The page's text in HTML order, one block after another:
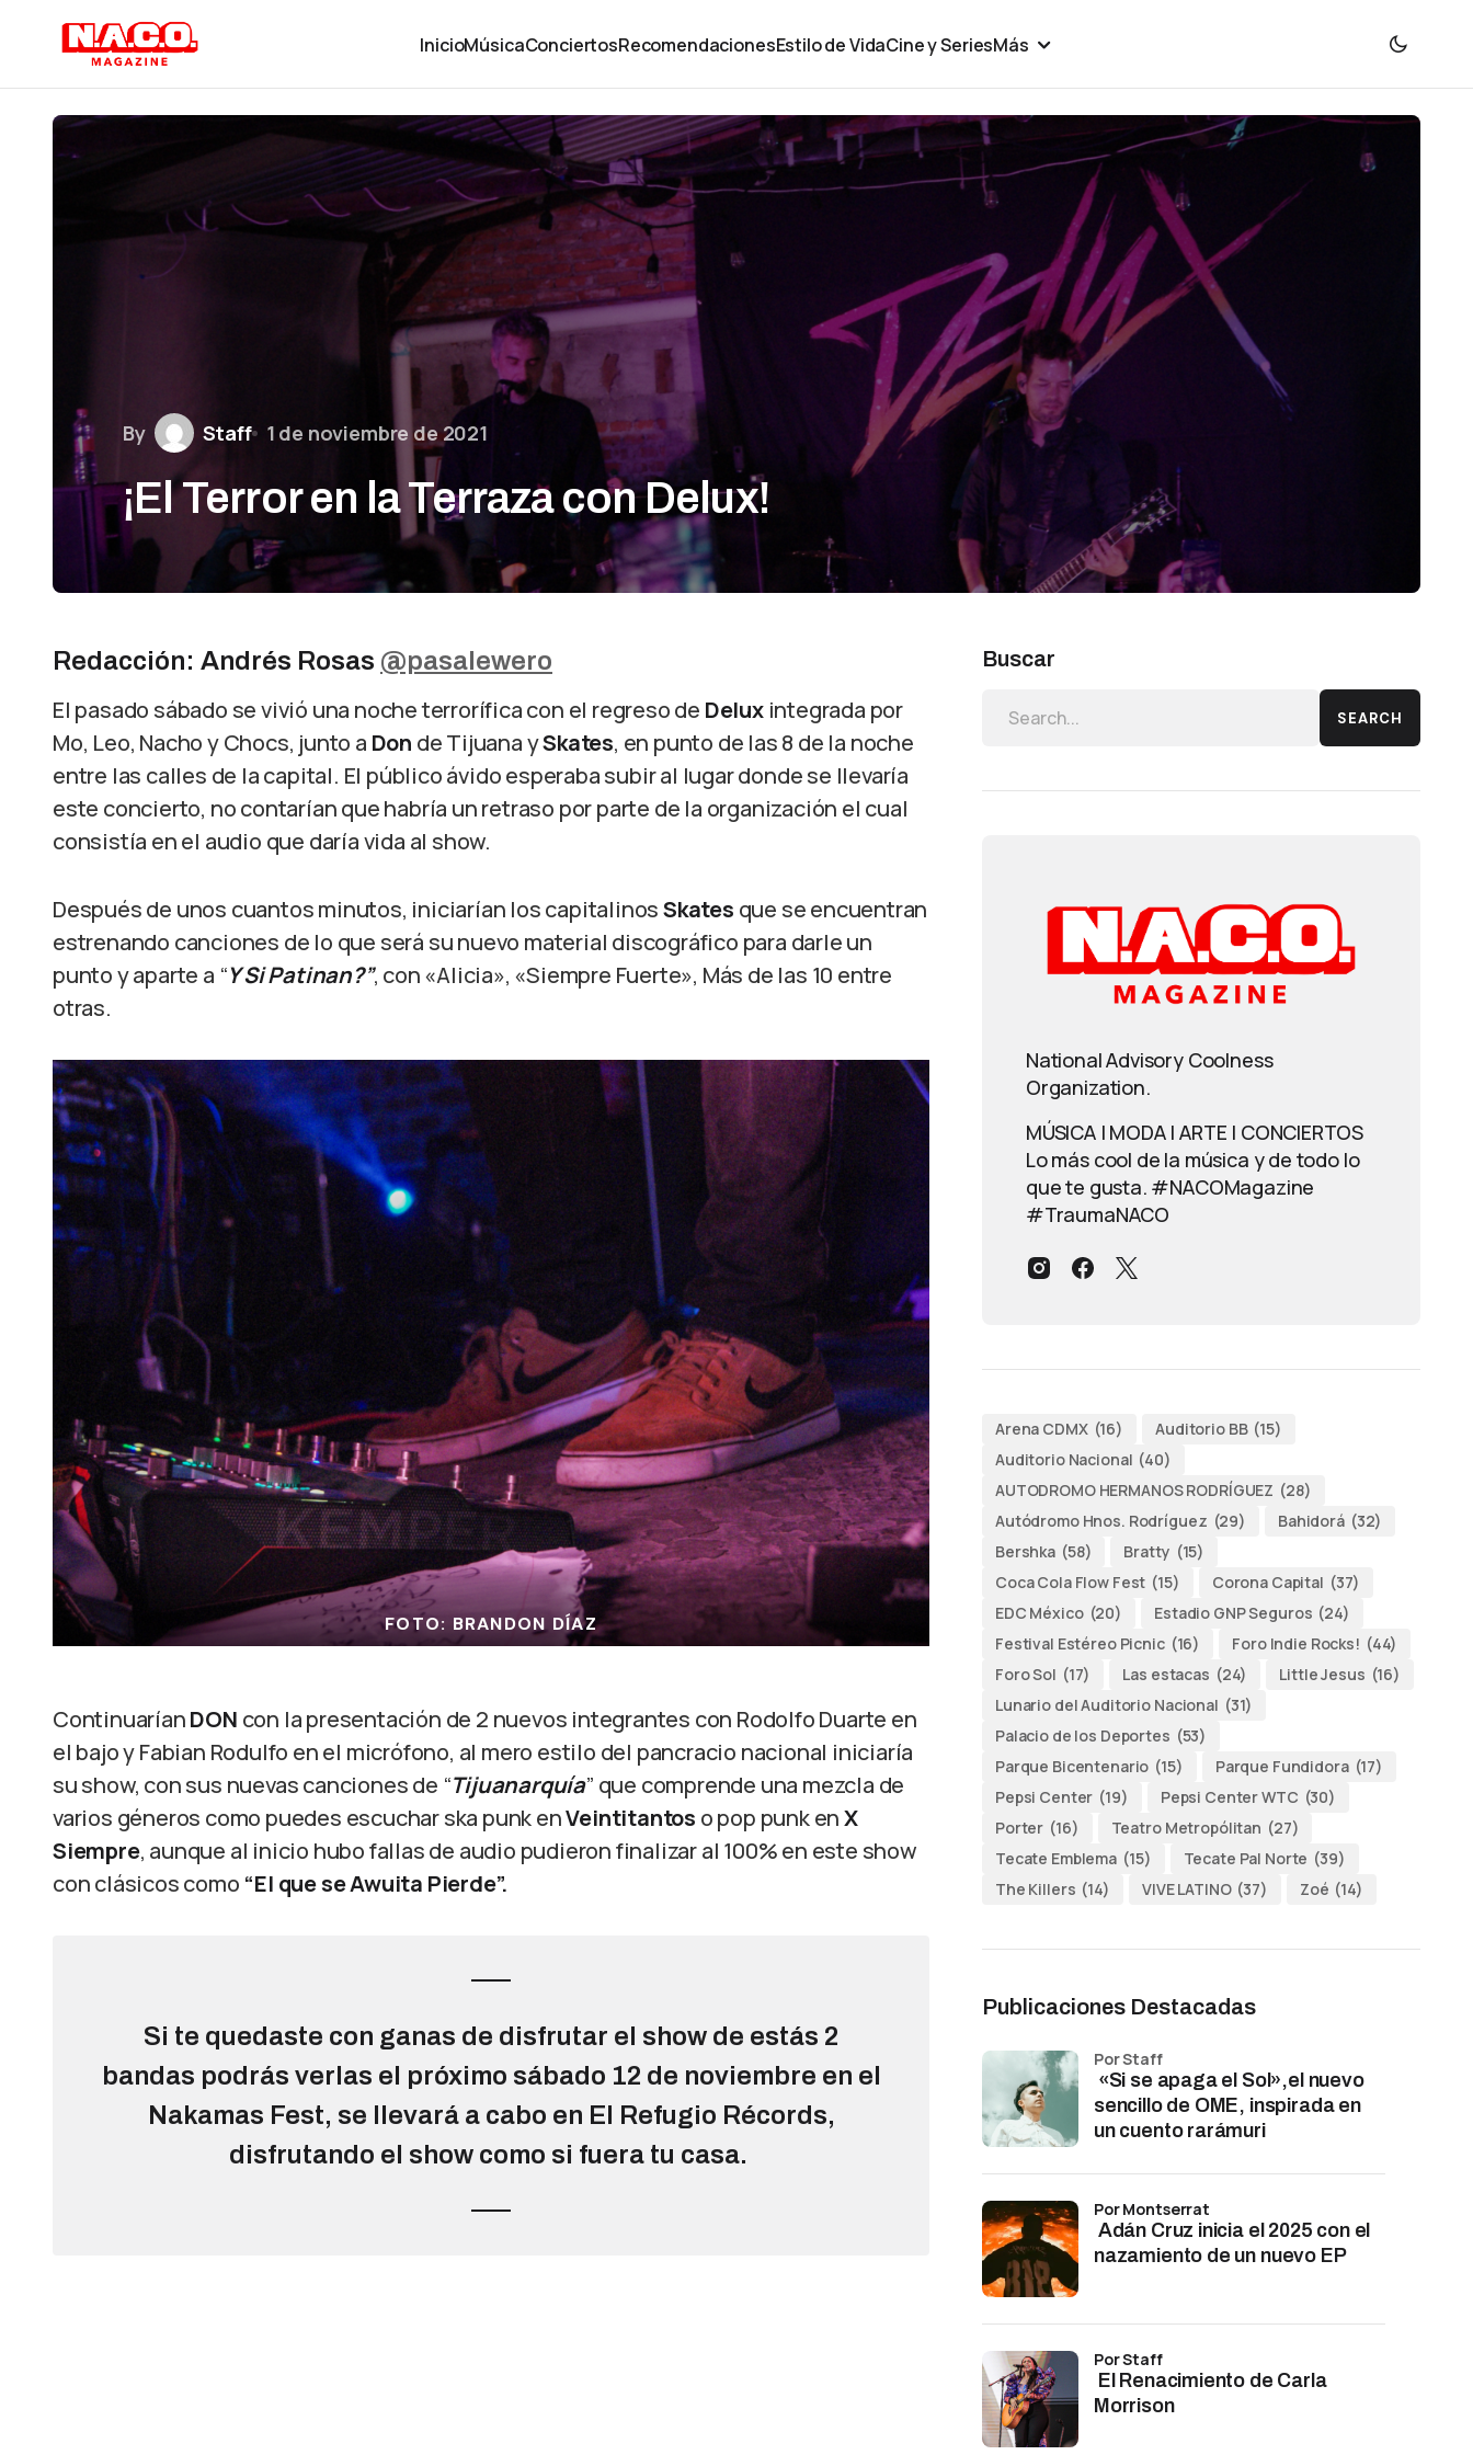
InicioMúsicaConciertosRecomendacionesEstilo de VidaCine y SeriesMás
By Staff 1 de noviembre de 2021
¡El Terror en la Terraza con Delux!
Redacción: Andrés Rosas @pasalewero
El pasado sábado se vivió una noche terrorífica con el regreso de Deluxintegrada por
Mo, Leo, Nacho y Chocs, junto a Don de Tijuana ySkates, en punto de las 8 de la noche
entre las calles de la capital. El público ávido esperaba subir al lugar donde se llevaría
este concierto, no contarían que habría un retraso por parte de la organización el cual
consistía en el audio que daría vida al show.
Después de unos cuantos minutos, iniciarían los capitalinosSkates que se encuentran
estrenando canciones de lo que será su nuevo material discográfico para darle un
punto y aparte a “Y Si Patinan?”, con «Alicia», «Siempre Fuerte», Más de las 10 entre
otras.
FOTO: BRANDON DÍAZ
ContinuaríanDON con la presentación de 2 nuevos integrantes con Rodolfo Duarte en
el bajo y Fabian Rodulfo en el micrófono, al mero estilo del pancracio nacional iniciaría
su show, con sus nuevas canciones de “Tijuanarquía” que comprende una mezcla de
varios géneros como puedes escuchar ska punk enVeintitantos o pop punk enX
Siempre, aunque al inicio hubo fallas de audio pudieron finalizar al 100% en este show
con clásicos como “El que se Awuita Pierde”.
Si te quedaste con ganas de disfrutar el show de estás 2
bandas podrás verlas el próximo sábado 12 de noviembre en el
Nakamas Fest, se llevará a cabo en El Refugio Récords,
disfrutando el show como si fuera tu casa.
Buscar
SEARCH
National Advisory Coolness
Organization.
MÚSICA | MODA | ARTE | CONCIERTOS
Lo más cool de la música y de todo lo
que te gusta. #NACOMagazine
#TraumaNACO
Arena CDMX (16) Auditorio BB (15)
Auditorio Nacional (40)
AUTODROMO HERMANOS RODRÍGUEZ (28)
Autódromo Hnos. Rodríguez (29) Bahidorá (32)
Bershka (58) Bratty (15)
Coca Cola Flow Fest (15) Corona Capital (37)
EDC México (20) Estadio GNP Seguros (24)
Festival Estéreo Picnic (16) Foro Indie Rocks! (44)
Foro Sol (17) Las estacas (24) Little Jesus (16)
Lunario del Auditorio Nacional (31)
Palacio de los Deportes (53)
Parque Bicentenario (15) Parque Fundidora (17)
Pepsi Center (19) Pepsi Center WTC (30)
Porter (16) Teatro Metropólitan (27)
Tecate Emblema (15) Tecate Pal Norte (39)
The Killers (14) VIVE LATINO (37) Zoé (14)
Publicaciones Destacadas
«Si se apaga el Sol»,el nuevo
sencillo de OME, inspirada en
un cuento rarámuri
por Staff
Adán Cruz inicia el 2025 con el
nazamiento de un nuevo EP
por Montserrat
El Renacimiento de Carla
Morrison
por Staff